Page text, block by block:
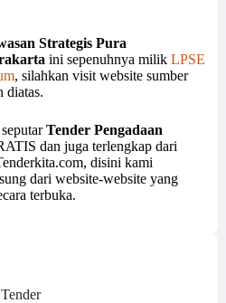
Strategis Pura
ini sepenuhnya milik LPSE
, silahkan visit website sumber
diatas.
Tender Pengadaan
dan juga terlengkap dari
disini kami
dari website-website yang
terbuka.